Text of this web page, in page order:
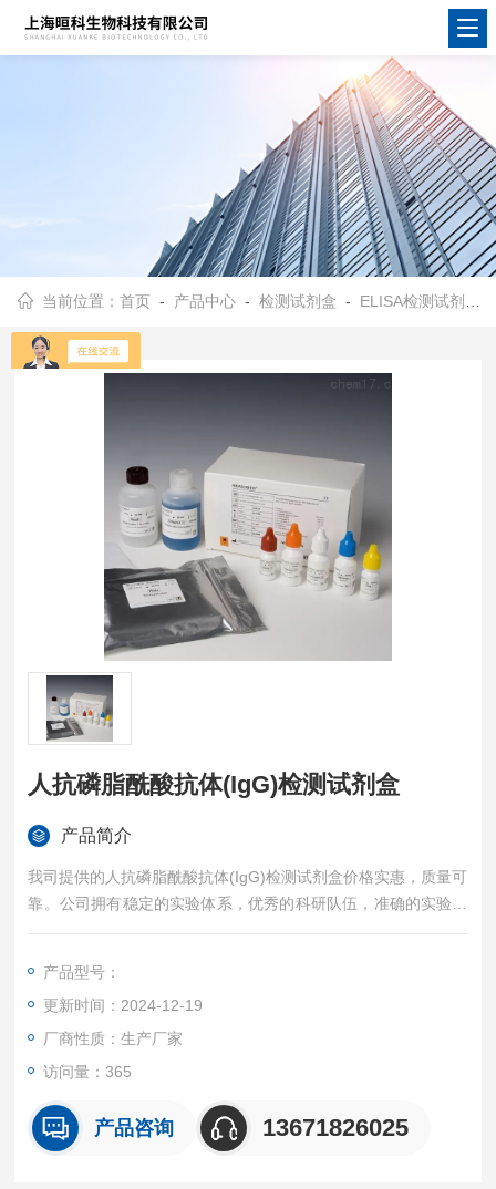
当前位置：首页 - 产品中心 -检测试剂盒 - ELISA检测试剂盒
人抗磷脂酰酸抗体(IgG)检测试剂盒
产品简介
我司提供的人抗磷脂酰酸抗体(IgG)检测试剂盒价格实惠，质量可
靠。公司拥有稳定的实验体系，优秀的科研队伍，准确的实验结
果，是您值得信赖的合作伙伴，凡购买我司的试剂盒产品都可提
产品型号：
更新时间：2024-12-19
厂商性质：生产厂家
访问量：365
产品咨询 13671826025